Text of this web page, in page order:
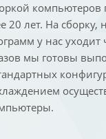
компьютеров
лет. На сборку,
у нас
мы готовы